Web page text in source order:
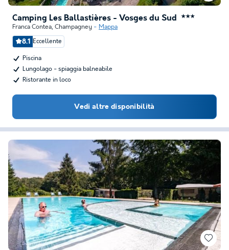
Camping Les Ballastières - Vosges du Sud ★★★
Franca Contea, Champagney Mappa
8.1 Eccellente
Piscina
Lungolago - spiaggia balneabile
Ristorante in loco
Vedi altre disponibilità